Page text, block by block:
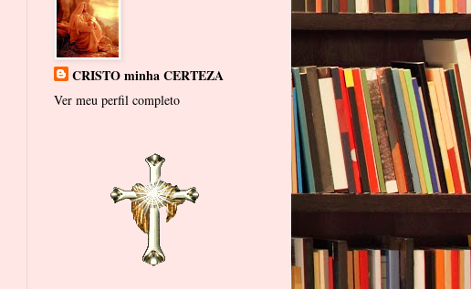
CRISTO minha CERTEZA
Ver meu perfil completo